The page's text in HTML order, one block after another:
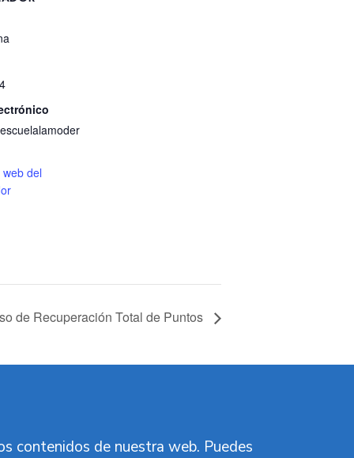
del
de Recuperación Total de Puntos
contenidos de nuestra web. Puedes